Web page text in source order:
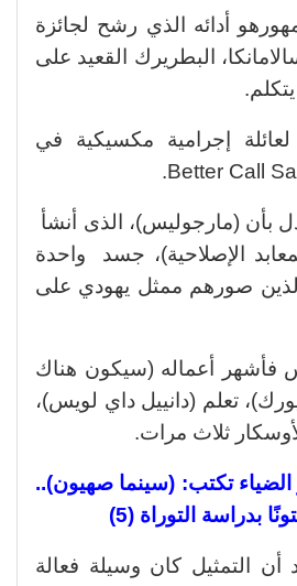
أدائه الذي رشح لجائزة
البطريرك القعيد على
إجرامية مكسيكية في
بأن (مارجوليس)، الذى أنشأ
الإصلاحية)، جسد واحدة
صورهم ممثل يهودي على
فأشهر أعماله (سيكون هناك
تعلم (دانييل داي لويس)،
ثلاث مرات.
الضياء تكتب: (سينما صهيون)..
بدراسة التوراة (5)
التمثيل كان وسيلة فعالة